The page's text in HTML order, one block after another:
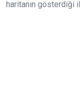
haritanın gösterdiği